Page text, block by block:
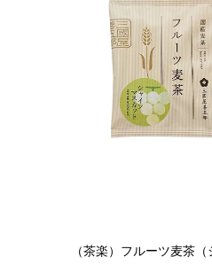
（茶楽）フルーツ麦茶